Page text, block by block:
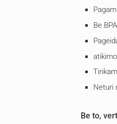
Be
Neturi
Be to,